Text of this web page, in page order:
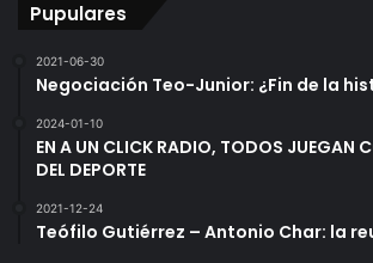
Pupulares
2021-06-30
Negociación Teo-Junior: ¿Fin de la
2024-01-10
EN A UN CLICK RADIO, TODOS JUEGAN
DEL DEPORTE
2021-12-24
Teófilo Gutiérrez – Antonio Char: la